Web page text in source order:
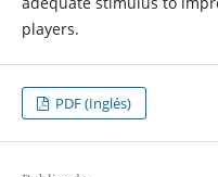
players.
PDF (Inglés)